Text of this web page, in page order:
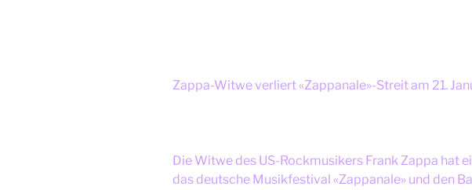
Zappa-Witwe verliert «Zappanale»-Streit am 21.
Die Witwe des US-Rockmusikers Frank Zappa hat
das deutsche Musikfestival «Zappanale» und den